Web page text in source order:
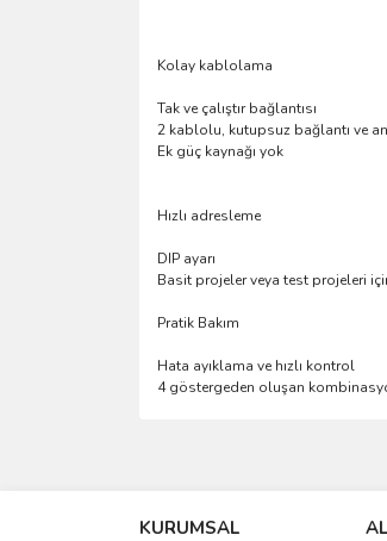
Kolay kablolama
Tak ve çalıştır bağlantısı
2 kablolu, kutupsuz bağlantı ve
Ek güç kaynağı yok
Hızlı adresleme
DIP ayarı
Basit projeler veya test projeleri
Pratik Bakım
Hata ayıklama ve hızlı kontrol
4 göstergeden oluşan
KURUMSAL